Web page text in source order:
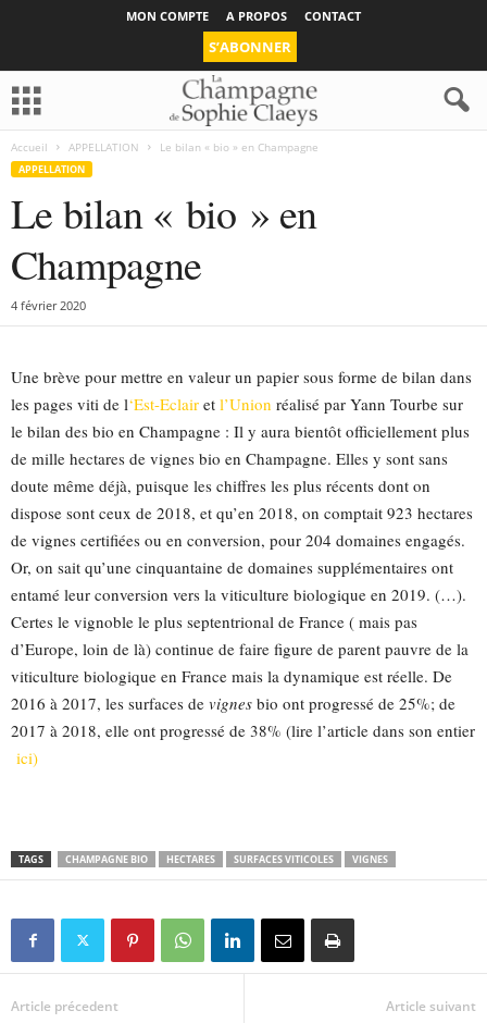
MON COMPTE A PROPOS CONTACT
S’ABONNER
Accueil APPELLATION Le bilan « bio » en Champagne
APPELLATION
Le bilan « bio » en
Champagne
4 février 2020
Une brève pour mettre en valeur un papier sous forme de bilan dans
les pages viti de l‘Est-Eclair et l’Union réalisé par Yann Tourbe sur
le bilan des bio en Champagne : Il y aura bientôt officiellement plus
de mille hectares de vignes bio en Champagne. Elles y sont sans
doute même déjà, puisque les chiffres les plus récents dont on
dispose sont ceux de 2018, et qu’en 2018, on comptait 923 hectares
de vignes certifiées ou en conversion, pour 204 domaines engagés.
Or, on sait qu’une cinquantaine de domaines supplémentaires ont
entamé leur conversion vers la viticulture biologique en 2019. (…).
Certes le vignoble le plus septentrional de France ( mais pas
d’Europe, loin de là) continue de faire figure de parent pauvre de la
viticulture biologique en France mais la dynamique est réelle. De
2016 à 2017, les surfaces de vignes bio ont progressé de 25%; de
2017 à 2018, elle ont progressé de 38% (lire l’article dans son entier
ici)
TAGS CHAMPAGNE BIO HECTARES SURFACES VITICOLES VIGNES
Article précedent Article suivant